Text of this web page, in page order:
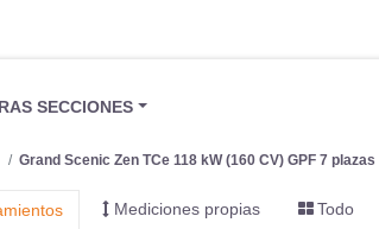
SECCIONES
Grand Scenic Zen TCe 118 kW (160 CV) GPF 7 plazas
Mediciones propias Todo